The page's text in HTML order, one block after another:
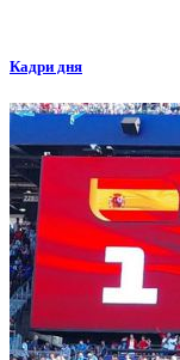
Кадри дня